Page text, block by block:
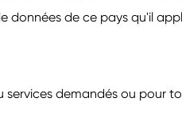
de ce pays qu'il
demandés ou pour